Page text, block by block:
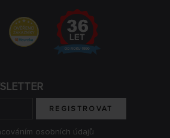
REGISTROVAT
osobních údajů